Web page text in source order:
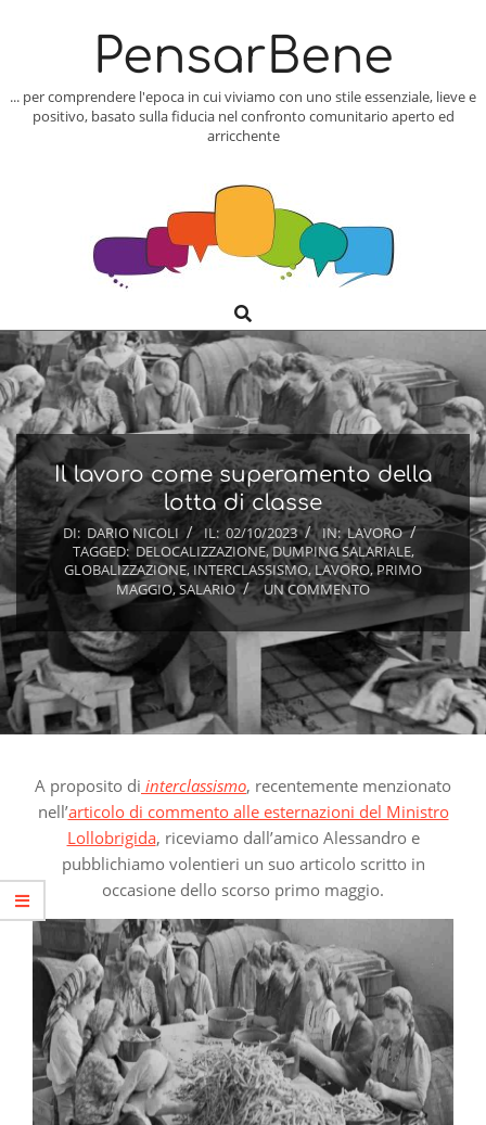
PensarBene
... per comprendere l'epoca in cui viviamo con uno stile essenziale, lieve e
positivo, basato sulla fiducia nel confronto comunitario aperto ed
arricchente
Navigation
Menu
Search
Il lavoro come superamento della
lotta di classe
DI: DARIO NICOLI IL: 02/10/2023 IN: LAVORO
TAGGED: DELOCALIZZAZIONE,DUMPING SALARIALE,
GLOBALIZZAZIONE, INTERCLASSISMO,LAVORO,PRIMO
MAGGIO,SALARIO UN COMMENTO
A proposito di interclassismo, recentemente menzionato
nell’articolo di commento alle esternazioni del Ministro
Lollobrigida, riceviamo dall’amico Alessandro e
pubblichiamo volentieri un suo articolo scritto in
occasione dello scorso primo maggio.